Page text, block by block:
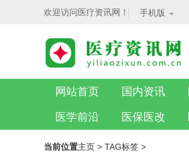
欢迎访问医疗资讯网！ 手机版
网站首页 国内资讯
医学前沿 医保医改
当前位置主页 > TAG标签 >